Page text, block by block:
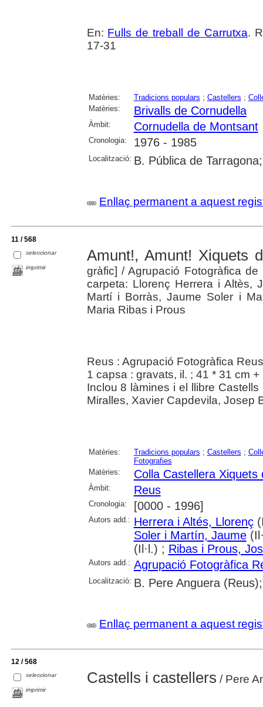
En: Fulls de treball de Carrutxa.
17-31
Matèries: Tradicions populars ; Castellers ;
Matèries:
Brivalls de Cornudella
Àmbit: Cornudella de Montsant
Cronologia: 1976 - 1985
Localització: B. Pública de
Enllaç permanent a aquest
11 / 568
seleccionar
imprimir
Amunt!, Amunt! Xiquets
gràfic] / Agrupació Fotogràfica
carpeta: Llorenç Herrera i Altès,
Martí i Borràs, Jaume Soler i
Maria Ribas i Prous
Reus : Agrupació Fotogràfica
1 capsa : gravats, il. ; 41 * 31 cm +
Inclou 8 làmines i el llibre
Miralles, Xavier Capdevila, Josep
Matèries: Tradicions populars ; Castellers ;
Fotografies
Matèries:
Colla Castellera Xiquets
Àmbit: Reus
Cronologia: [0000 - 1996]
Autors add.: Herrera i Altés, Llorenç
Soler i Martín, Jaume
(Il·l.) ; Ribas i Prous,
Autors add.: Agrupació Fotogràfica
Localització: B. Pere Anguera
Enllaç permanent a aquest
12 / 568
seleccionar
imprimir
Castells i castellers / Pere